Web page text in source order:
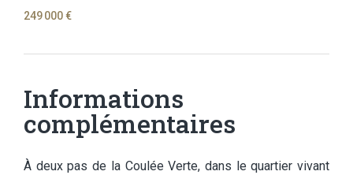
249 000 €
Informations
complémentaires
À deux pas de la Coulée Verte, dans le quartier vivant